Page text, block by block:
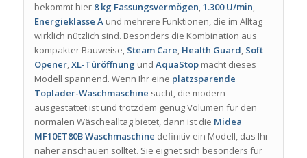
bekommt hier 8 kg Fassungsvermögen,1.300 U/min,
Energieklasse Aund mehrere Funktionen, die im Alltag
wirklich nützlich sind. Besonders die Kombination aus
kompakter Bauweise, Steam Care, Health Guard, Soft
Opener,XL-Türöffnung und AquaStopmacht dieses
Modell spannend. Wenn Ihr eine platzsparende
Toplader-Waschmaschine sucht, die modern
ausgestattet ist und trotzdem genug Volumen für den
normalen Wäschealltag bietet, dann ist die Midea
MF10ET80B Waschmaschine definitiv ein Modell, das Ihr
näher anschauen solltet. Sie eignet sich besonders für